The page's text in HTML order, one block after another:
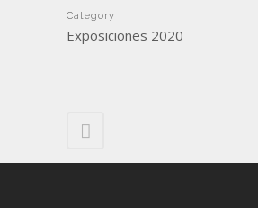
Category
Exposiciones 2020